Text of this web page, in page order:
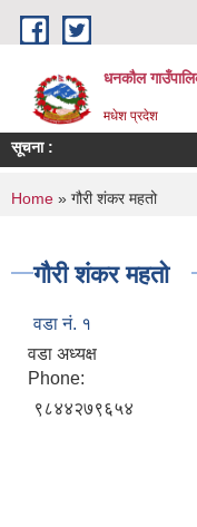
Skip to main content
धनकौल
मधेश प्रदेश
सूचना :
You are here
Home » गौरी शंकर महतो
गौरी शंकर महतो
वडा नं. १
वडा अध्यक्ष
Phone:
९८४४२७९६५४